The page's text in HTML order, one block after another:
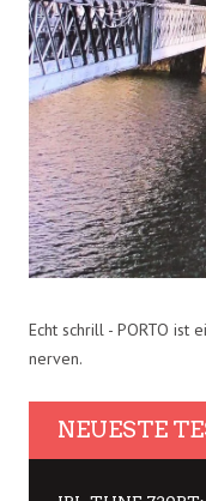
Echt schrill - PORTO ist
nerven.
NEUESTE